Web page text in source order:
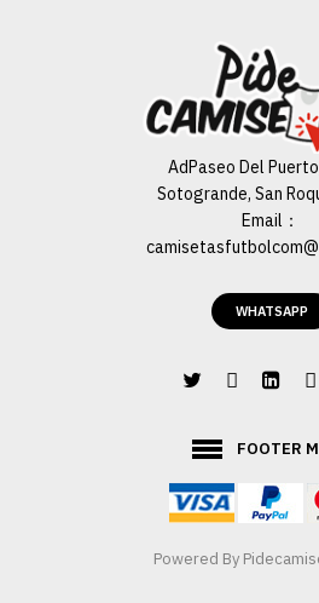
AdPaseo Del
Sotogrande, San
Email：
WHATSAPP
FOOTER
Powered By